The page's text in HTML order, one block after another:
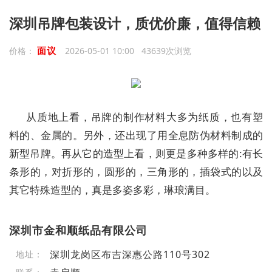
深圳吊牌包装设计，质优价廉，值得信赖
价格： 面议 2026-05-01 10:00 43639次浏览
从质地上看，吊牌的制作材料大多为纸质，也有塑
料的、金属的。另外，还出现了用全息防伪材料制成的
新型吊牌。再从它的造型上看，则更是多种多样的:有长
条形的，对折形的，圆形的，三角形的，插袋式的以及
其它特殊造型的，真是多姿多彩，琳琅满目。
深圳市金和顺纸品有限公司
地址： 深圳龙岗区布吉深惠公路110号302